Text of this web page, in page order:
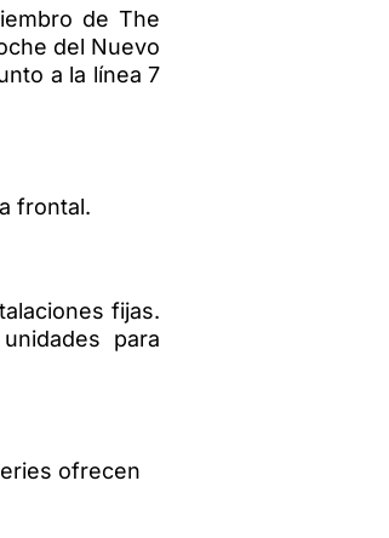
de The
del Nuevo
a la línea 7
frontal.
fijas.
para
ofrecen